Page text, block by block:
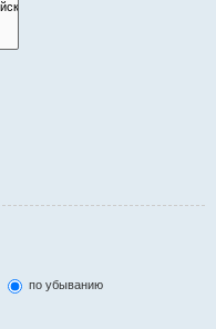
по убыванию